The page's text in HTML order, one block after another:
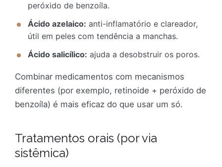
peróxido de benzoíla.
Ácido azelaico: anti-inflamatório e clareador,
útil em peles com tendência a manchas.
Ácido salicílico: ajuda a desobstruir os poros.
Combinar medicamentos com mecanismos
diferentes (por exemplo, retinoide + peróxido de
benzoíla) é mais eficaz do que usar um só.
Tratamentos orais (por via
sistêmica)